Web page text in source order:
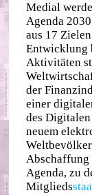
Medial
Agenda
aus 17
Entwicklung
Aktivitäten
der
einer
des
neuem
Abschaffung
Agenda, zu
Mitglieds